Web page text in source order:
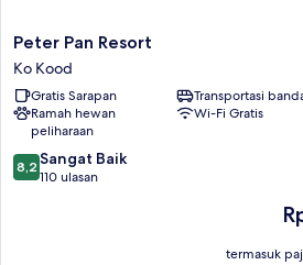
Peter
Pan
Resort
Ko
Kood
Peter Pan Resort
Ko Kood
Gratis Sarapan
Transportasi
Ramah hewan
peliharaan
Wi-Fi Gratis
8.2
dari
8,2 Sangat Baik
110 ulasan
termasuk